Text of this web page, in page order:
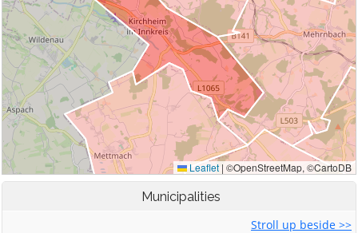
Municipalities
Stroll up beside >>